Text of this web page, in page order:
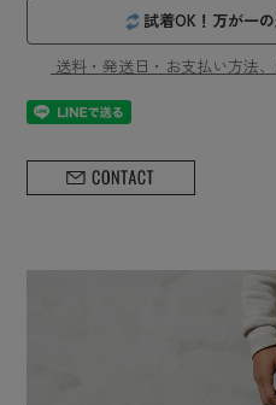
試着OK！万が一
送料・発送日・お支払い方法